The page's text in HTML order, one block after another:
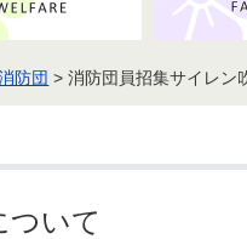
子育て
療助成
防
会
のご案内
防団 > 消防団員招集サイレン
ついて